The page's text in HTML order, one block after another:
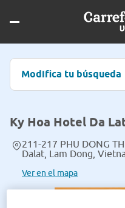
Modifica tu búsqueda
Ky Hoa Hotel Da
211-217 PHU DONG
Dalat, Lam Dong,
Ver en el mapa